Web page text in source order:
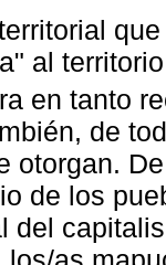
al
en tanto
de
otorgan.
de los
del